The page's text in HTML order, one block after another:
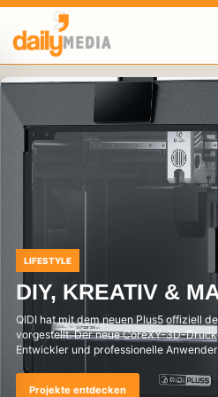
LIFESTYLE
DIY, KREATIV &
QIDI hat mit dem neuen Plus5 offiziell
vorgestellt. Der neue CoreXY-3D-
Entwickler und professionelle
Projekte entdecken